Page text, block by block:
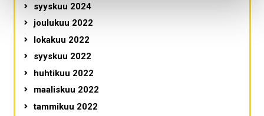
syyskuu 2024
joulukuu 2022
lokakuu 2022
syyskuu 2022
huhtikuu 2022
maaliskuu 2022
tammikuu 2022